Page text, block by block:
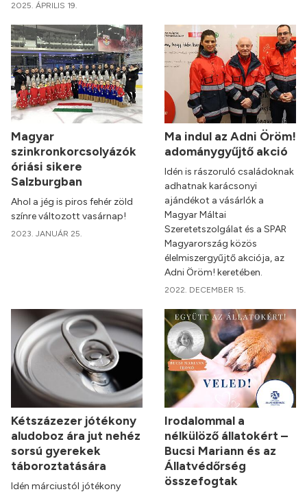
2025. ÁPRILIS 19.
Magyar
szinkronkorcsolyázók
óriási sikere
Salzburgban
Ahol a jég is piros fehér zöld
színre változott vasárnap!
2023. JANUÁR 25.
Ma indul az Adni Öröm!
adománygyűjtő akció
Idén is rászoruló családoknak
adhatnak karácsonyi
ajándékot a vásárlók a
Magyar Máltai
Szeretetszolgálat és a SPAR
Magyarország közös
élelmiszergyűjtő akciója, az
Adni Öröm! keretében.
2022. DECEMBER 15.
Kétszázezer jótékony
aludoboz ára jut nehéz
sorsú gyerekek
táboroztatására
Idén márciustól jótékony
Irodalommal a
nélkülöző állatokért –
Bucsi Mariann és az
Állatvédőrség
összefogtak